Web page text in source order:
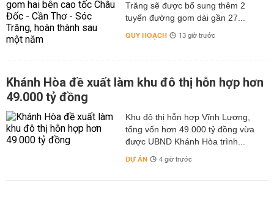
Trăng sẽ được bổ sung thêm 2
tuyến đường gom dài gần 27...
QUY HOẠCH 13 giờ trước
Khánh Hòa đề xuất làm khu đô thị hỗn hợp hơn
49.000 tỷ đồng
Khu đô thị hỗn hợp Vĩnh Lương,
tổng vốn hơn 49.000 tỷ đồng vừa
được UBND Khánh Hòa trình...
DỰ ÁN 4 giờ trước